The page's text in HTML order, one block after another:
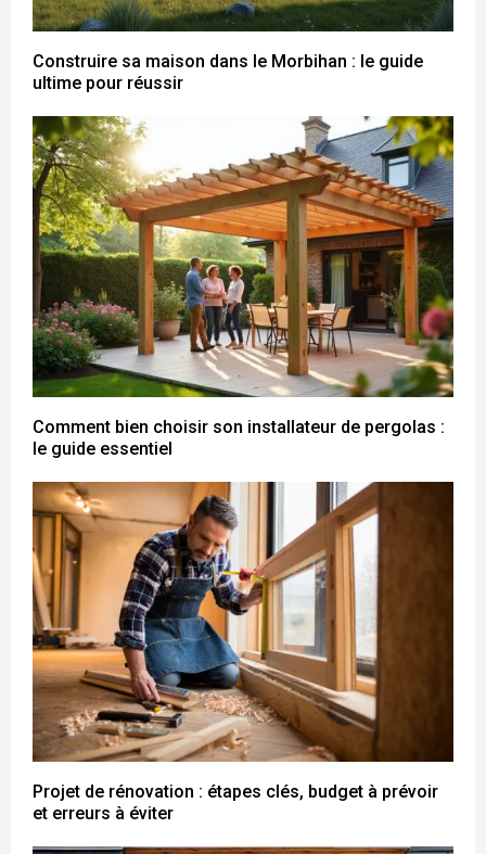
Construire sa maison dans le Morbihan : le guide
ultime pour réussir
Comment bien choisir son installateur de pergolas :
le guide essentiel
Projet de rénovation : étapes clés, budget à prévoir
et erreurs à éviter